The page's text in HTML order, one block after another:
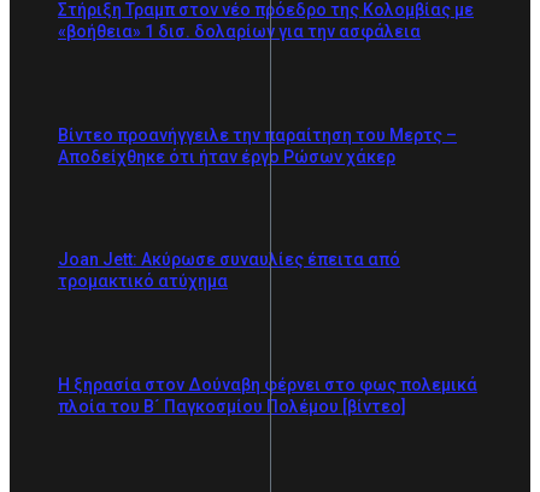
Στήριξη Τραμπ στον νέο πρόεδρο της Κολομβίας με
«βοήθεια» 1 δισ. δολαρίων για την ασφάλεια
Βίντεο προανήγγειλε την παραίτηση του Μερτς –
Αποδείχθηκε ότι ήταν έργο Ρώσων χάκερ
Joan Jett: Ακύρωσε συναυλίες έπειτα από
τρομακτικό ατύχημα
Η ξηρασία στον Δούναβη φέρνει στο φως πολεμικά
πλοία του Β´ Παγκοσμίου Πολέμου [βίντεο]